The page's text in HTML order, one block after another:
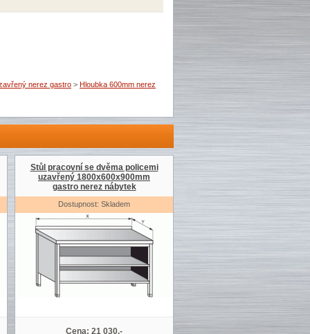
nerez gastro > Hloubka 600mm nerez
Stůl pracovní se dvěma policemi
uzavřený 1800x600x900mm
gastro nerez nábytek
Dostupnost: Skladem
Cena: 21 030,-